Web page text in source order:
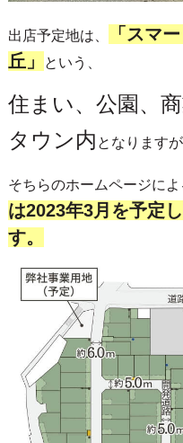
出店予定地は、
「スマ
丘」
という、
住まい、公園、
タウン内 となりますが
そちらのホームページによ
は2023年3月を予定
す。